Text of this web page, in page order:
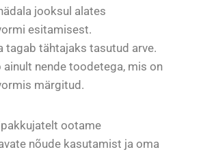
jooksul alates
esitamisest.
tagab tähtajaks tasutud arve.
ainult nende toodetega, mis on
märgitud.
ootame
nõude kasutamist ja oma